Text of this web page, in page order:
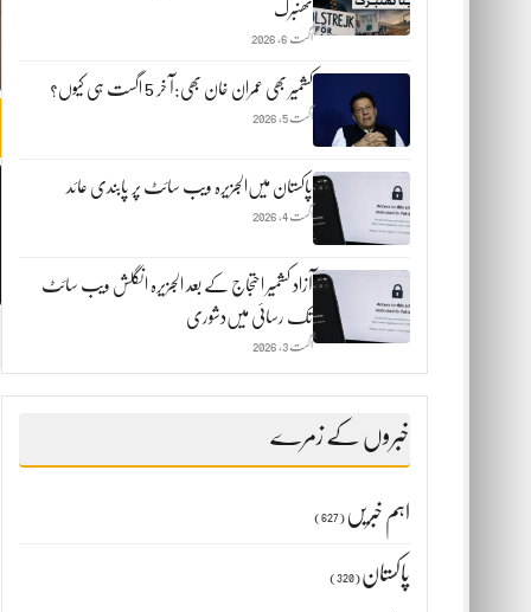
تھنبرگ
اگست 6, 2026
کشمیر بھی عمران خان بھی:آ خر 5 اگست ہی کیوں؟
اگست 5, 2026
پاکستان میں‌الجزیرہ ویب سائٹ پر پابندی عائد
اگست 4, 2026
آزاد کشمیر احتجاج کے بعد الجزیرہ انگلش ویب سائٹ
تک رسائی میں‌دشوری
اگست 3, 2026
خبروں کے زمرے
اہم خبریں (627)
پاکستان (320)